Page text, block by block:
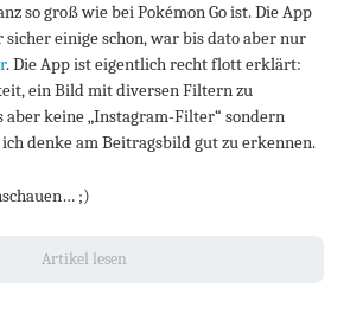
so groß wie bei Pokémon Go ist. Die App
sicher einige schon, war bis dato aber nur
. Die App ist eigentlich recht flott erklärt:
ein Bild mit diversen Filtern zu
aber keine „Instagram-Filter“ sondern
denke am Beitragsbild gut zu erkennen.
;)
Artikel lesen